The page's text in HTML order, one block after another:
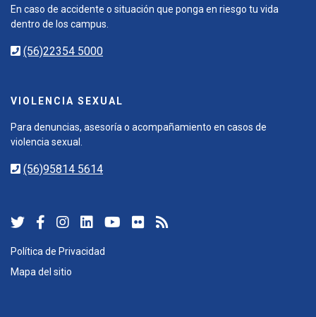
En caso de accidente o situación que ponga en riesgo tu vida
dentro de los campus.
(56)22354 5000
VIOLENCIA SEXUAL
Para denuncias, asesoría o acompañamiento en casos de
violencia sexual.
(56)95814 5614
Política de Privacidad
Mapa del sitio